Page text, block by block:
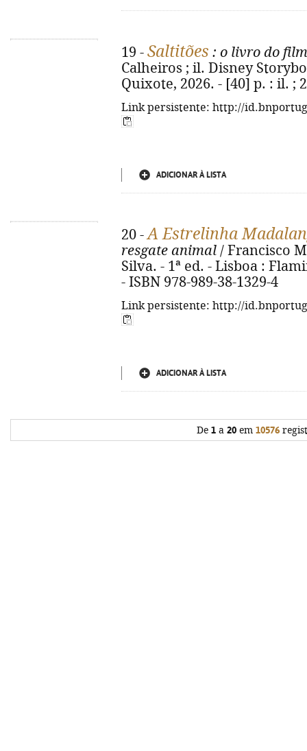
19 - Saltitões : o livro do
Calheiros ; il. Disney
Quixote, 2026. - [40] p. : il. ;
Link persistente: http://
ADICIONAR À LISTA
20 -A Estrelinha
resgate animal / Francisco
Silva. - 1ª ed. - Lisboa :
- ISBN 978-989-38-1329-4
Link persistente: http://
ADICIONAR À LISTA
De 1 a 20 em 10576